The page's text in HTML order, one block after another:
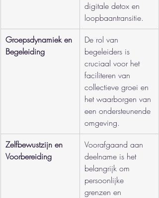
digitale detox en
loopbaantransitie.
Groepsdynamiek en
Begeleiding
De rol van
begeleiders is
cruciaal voor het
faciliteren van
collectieve groei en
het waarborgen van
een ondersteunende
omgeving.
Zelfbewustzijn en
Voorbereiding
Voorafgaand aan
deelname is het
belangrijk om
persoonlijke
grenzen en